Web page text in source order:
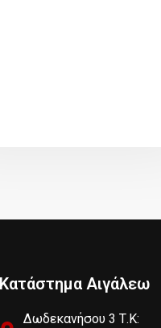
Κατάστημα Αιγάλεω
Δωδεκανήσου 3 Τ.Κ: